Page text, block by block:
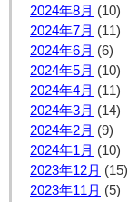
2024年8月 (10)
2024年7月 (11)
2024年6月 (6)
2024年5月 (10)
2024年4月 (11)
2024年3月 (14)
2024年2月 (9)
2024年1月 (10)
2023年12月 (15)
2023年11月 (5)